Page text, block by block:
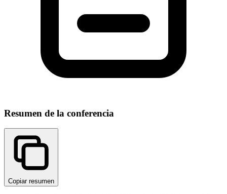
Resumen de la conferencia
Copiar resumen